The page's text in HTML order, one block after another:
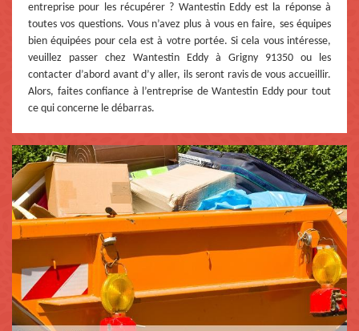
entreprise pour les récupérer ? Wantestin Eddy est la réponse à
toutes vos questions. Vous n’avez plus à vous en faire, ses équipes
bien équipées pour cela est à votre portée. Si cela vous intéresse,
veuillez passer chez Wantestin Eddy à Grigny 91350 ou les
contacter d’abord avant d’y aller, ils seront ravis de vous accueillir.
Alors, faites confiance à l’entreprise de Wantestin Eddy pour tout
ce qui concerne le débarras.